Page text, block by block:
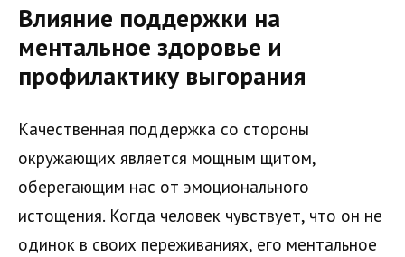
Влияние поддержки на
ментальное здоровье и
профилактику выгорания
Качественная поддержка со стороны
окружающих является мощным щитом,
оберегающим нас от эмоционального
истощения. Когда человек чувствует, что он не
одинок в своих переживаниях, его ментальное